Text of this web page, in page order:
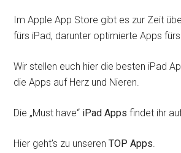
Im Apple App Store gibt es zur Zeit
fürs iPad, darunter optimierte Apps
Wir stellen euch hier die besten iPad
die Apps auf Herz und Nieren.
Die „Must have“ iPad Apps findet ihr
Hier geht's zu unserenTOP Apps.